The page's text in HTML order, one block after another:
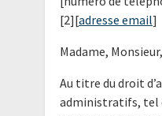
[2][adresse email]
Madame, Monsieur,
Au titre du droit
administratifs, tel